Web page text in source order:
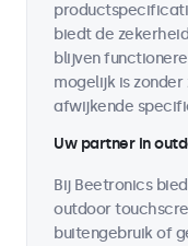
biedt de
blijven
mogelijk is
afwijkende
Uw partner in
Bij Beetronics
outdoor
buitengebruik of